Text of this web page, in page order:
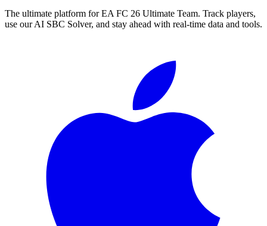
The ultimate platform for EA FC 26 Ultimate Team. Track players,
use our AI SBC Solver, and stay ahead with real-time data and tools.